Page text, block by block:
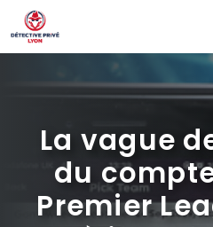
Aller
au
contenu
La vague
du
Premier